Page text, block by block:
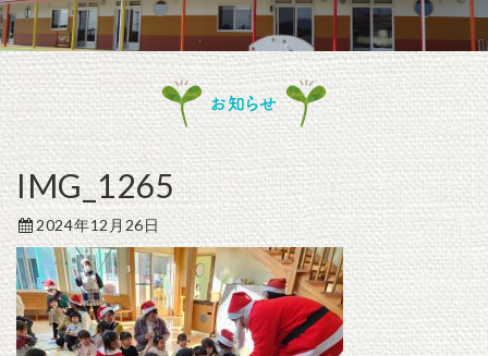
n
お知らせ
IMG_1265
2024年12月26日